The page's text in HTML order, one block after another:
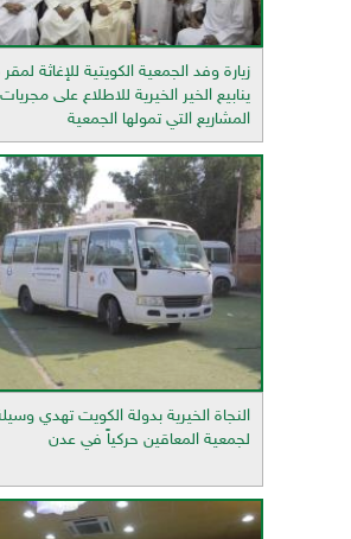
زيارة وفد الجمعية الكويتية للإغاثة
ينابيع الخير الخيرية للاطلاع على
المشاريع التي تمولها الجمعية
النجاة الخيرية بدولة الكويت تهدي
لجمعية المعاقين حركياً في عدن